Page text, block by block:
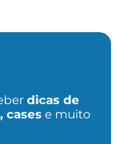
dicas de
cases e muito